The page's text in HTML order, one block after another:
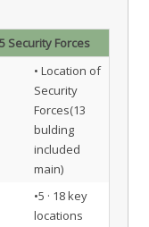
Security Forces
• Location of
Security
Forces(13
bulding
included
main)
•5 · 18 key
locations